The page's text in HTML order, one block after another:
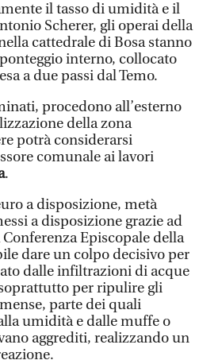
il tasso di umidità e il
Scherer, gli operai della
cattedrale di Bosa stanno
interno, collocato
a due passi dal Temo.
procedono all’esterno
della zona
potrà considerarsi
comunale ai lavori
.
a disposizione, metà
a disposizione grazie ad
Episcopale della
dare un colpo decisivo per
dalle infiltrazioni di acque
per ripulire gli
parte dei quali
umidità e dalle muffe o
aggrediti, realizzando un